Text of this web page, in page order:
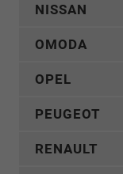
NISSAN
OMODA
OPEL
PEUGEOT
RENAULT